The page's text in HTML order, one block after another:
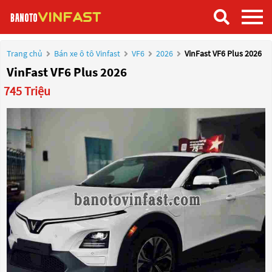
Trang chủ Bán xe ô tô Vinfast VF6 2026 VinFast VF6 Plus 2026
VinFast VF6 Plus 2026
745 Triệu